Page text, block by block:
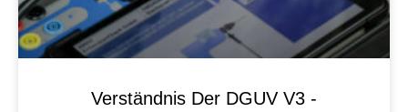
Verständnis Der DGUV V3 -